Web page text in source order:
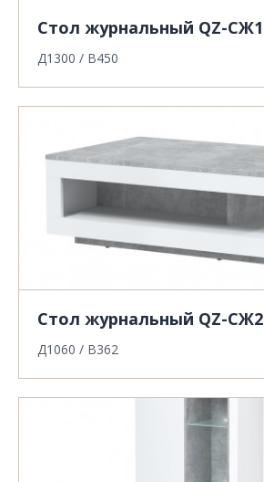
Стол журнальный QZ-СЖ1
Д1300 / В450
Стол журнальный QZ-СЖ2
Д1060 / В362